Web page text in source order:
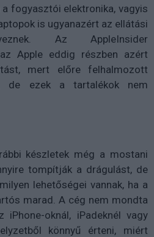
fogyasztói elektronika, vagyis
is ugyanazért az ellátási
Az AppleInsider
Apple eddig részben azért
mert előre felhalmozott
de ezek a tartalékok nem
készletek még a mostani
tompítják a drágulást, de
lehetőségei vannak, ha a
marad. A cég nem mondta
oknál, iPadeknél vagy
könnyű érteni, miért